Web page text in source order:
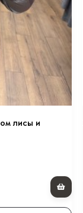
лисы и